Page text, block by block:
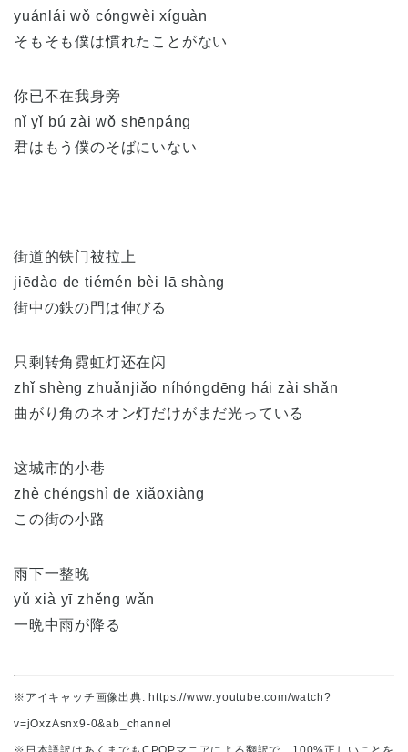
yuánlái wǒ cóngwèi xíguàn
そもそも僕は慣れたことがない
你已不在我身旁
nǐ yǐ bú zài wǒ shēnpáng
君はもう僕のそばにいない
街道的铁门被拉上
jiēdào de tiémén bèi lā shàng
街中の鉄の門は伸びる
只剩转角霓虹灯还在闪
zhǐ shèng zhuǎnjiǎo níhóngdēng hái zài shǎn
曲がり角のネオン灯だけがまだ光っている
这城市的小巷
zhè chéngshì de xiǎoxiàng
この街の小路
雨下一整晚
yǔ xià yī zhěng wǎn
一晩中雨が降る
※アイキャッチ画像出典: https://www.youtube.com/watch?
v=jOxzAsnx9-0&ab_channel